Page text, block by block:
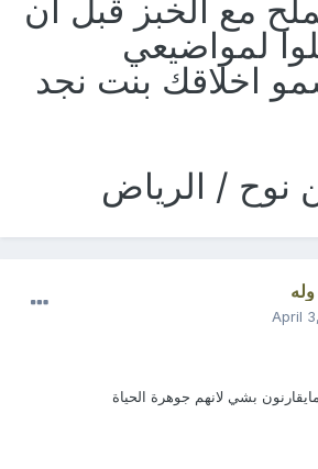
مع الخبز قبل أن
لمواضيعي
اخلاقك بنت نجد
نوح / الرياض
April
بشي لانهم جوهرة الحياة